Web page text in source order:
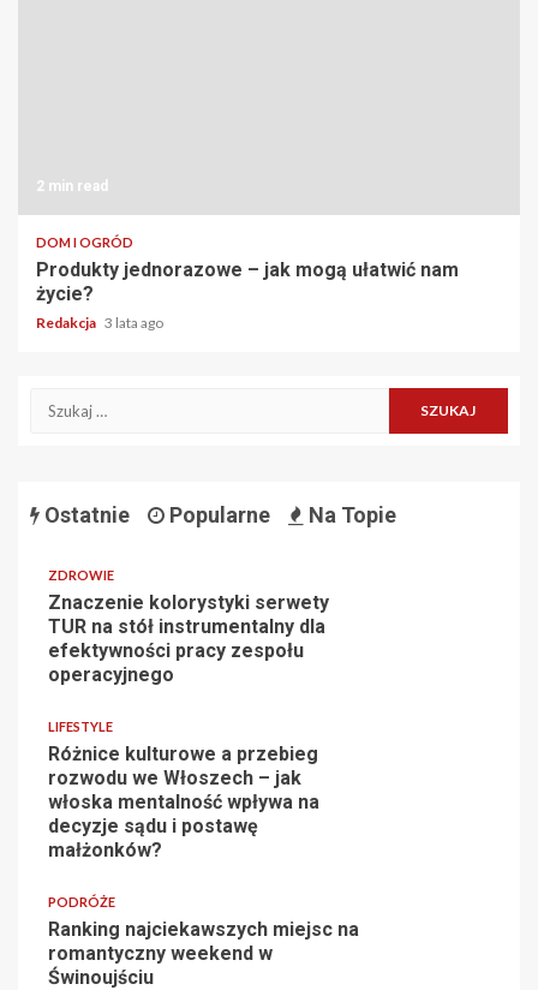
2 min read
DOM I OGRÓD
Produkty jednorazowe – jak mogą ułatwić nam
życie?
Redakcja 3 lata ago
Szukaj:
Ostatnie Popularne Na Topie
ZDROWIE
Znaczenie kolorystyki serwety
TUR na stół instrumentalny dla
efektywności pracy zespołu
operacyjnego
LIFESTYLE
Różnice kulturowe a przebieg
rozwodu we Włoszech – jak
włoska mentalność wpływa na
decyzje sądu i postawę
małżonków?
PODRÓŻE
Ranking najciekawszych miejsc na
romantyczny weekend w
Świnoujściu